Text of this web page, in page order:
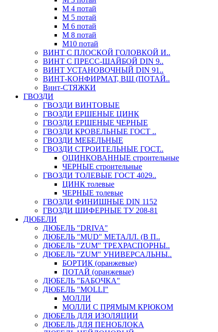
М 4 потай
М 5 потай
М 6 потай
М 8 потай
М10 потай
ВИНТ С ПЛОСКОЙ ГОЛОВКОЙ И..
ВИНТ С ПРЕСС-ШАЙБОЙ DIN 9..
ВИНТ УСТАНОВОЧНЫЙ DIN 91..
ВИНТ-КОНФИРМАТ, ВШ (ПОТАЙ..
Винт-СТЯЖКИ
ГВОЗДИ
ГВОЗДИ ВИНТОВЫЕ
ГВОЗДИ ЕРШЕНЫЕ ЦИНК
ГВОЗДИ ЕРШЕНЫЕ ЧЕРНЫЕ
ГВОЗДИ КРОВЕЛЬНЫЕ ГОСТ ..
ГВОЗДИ МЕБЕЛЬНЫЕ
ГВОЗДИ СТРОИТЕЛЬНЫЕ ГОСТ..
ОЦИНКОВАННЫЕ строительные
ЧЕРНЫЕ строительные
ГВОЗДИ ТОЛЕВЫЕ ГОСТ 4029..
ЦИНК толевые
ЧЕРНЫЕ толевые
ГВОЗДИ ФИНИШНЫЕ DIN 1152
ГВОЗДИ ШИФЕРНЫЕ ТУ 208-81
ДЮБЕЛИ
ДЮБЕЛЬ "DRIVA"
ДЮБЕЛЬ "MUD" МЕТАЛЛ. (В П..
ДЮБЕЛЬ "ZUM" ТРЕХРАСПОРНЫ..
ДЮБЕЛЬ "ZUM" УНИВЕРСАЛЬНЫ..
БОРТИК (оранжевые)
ПОТАЙ (оранжевые)
ДЮБЕЛЬ "БАБОЧКА"
ДЮБЕЛЬ "МOLLI"
МОЛЛИ
МОЛЛИ С ПРЯМЫМ КРЮКОМ
ДЮБЕЛЬ ДЛЯ ИЗОЛЯЦИИ
ДЮБЕЛЬ ДЛЯ ПЕНОБЛОКА